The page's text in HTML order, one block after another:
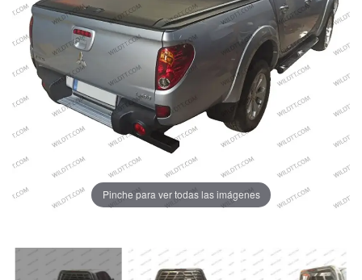
Pinche para ver todas las imágenes